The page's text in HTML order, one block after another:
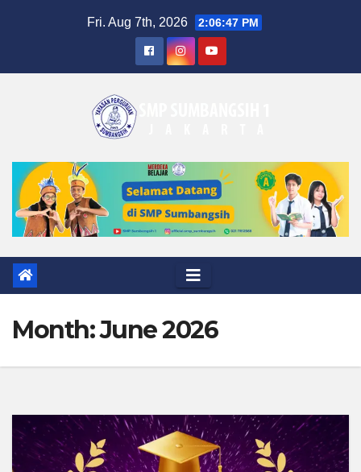
Fri. Aug 7th, 2026 2:06:47 PM
Month:June 2026